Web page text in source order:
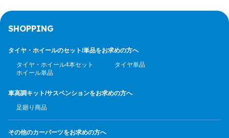
SHOPPING
タイヤ・ホイールのセット/単品をお求めの方へ
タイヤ・ホイール4本セット
タイヤ単品
ホイール単品
車高調キット/サスペンションをお求めの方へ
足廻り商品
その他のカーパーツをお求めの方へ